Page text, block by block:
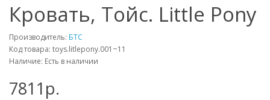
Кровать, Тойс. Little Pony
Производитель: БТС
Код товара: toys.litlepony.001~11
Наличие: Есть в наличии
7811p.